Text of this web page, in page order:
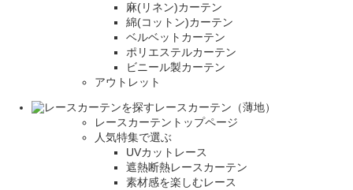
麻(リネン)カーテン
綿(コットン)カーテン
ベルベットカーテン
ポリエステルカーテン
ビニール製カーテン
アウトレット
レースカーテン（薄地）
レースカーテントップページ
人気特集で選ぶ
UVカットレース
遮熱断熱レースカーテン
素材感を楽しむレース